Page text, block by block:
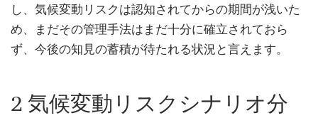
し、気候変動リスクは認知されてからの期間が浅いた
め、まだその管理手法はまだ十分に確立されておら
ず、今後の知見の蓄積が待たれる状況と言えます。
2 気候変動リスクシナリオ分